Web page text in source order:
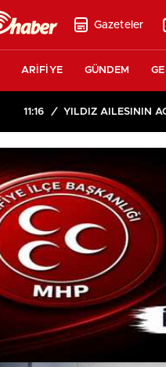
Gazeteler
ARİFİYE GÜNDEM
11:16 / YILDIZ AİLESİNİN